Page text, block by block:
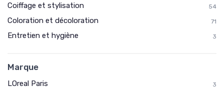
Coiffage et stylisation 54
Coloration et décoloration 71
Entretien et hygiène 3
Marque
LOreal Paris 3